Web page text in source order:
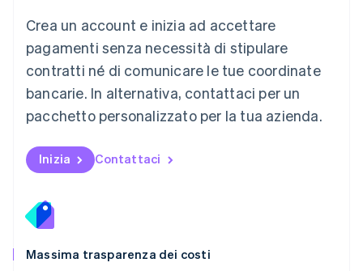
Crea un account e inizia ad accettare
pagamenti senza necessità di stipulare
contratti né di comunicare le tue coordinate
bancarie. In alternativa, contattaci per un
pacchetto personalizzato per la tua azienda.
Inizia Contattaci
Massima trasparenza dei costi
EspañolEnglish
Norvegia
English
Nuova Zelanda
English
NederlandsEnglish
English
Portogallo
RAS di Hong Kong, Cina
English
English